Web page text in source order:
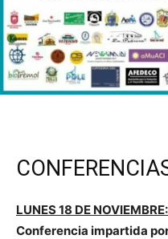
LUNES18 DE
Conferencia impartida